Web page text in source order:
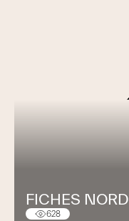
FICHES NORD
628